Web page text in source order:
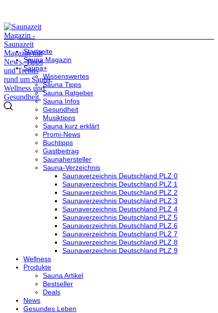
Startseite
Sauna Magazin
Sauna+
Wissenswertes
Sauna Tipps
Sauna Ratgeber
Sauna Infos
Gesundheit
Musiktipps
Sauna kurz erklärt
Promi-News
Buchtipps
Gastbeitrag
Saunahersteller
Sauna-Verzeichnis
Saunaverzeichnis Deutschland PLZ 0
Saunaverzeichnis Deutschland PLZ 1
Saunaverzeichnis Deutschland PLZ 2
Saunaverzeichnis Deutschland PLZ 3
Saunaverzeichnis Deutschland PLZ 4
Saunaverzeichnis Deutschland PLZ 5
Saunaverzeichnis Deutschland PLZ 6
Saunaverzeichnis Deutschland PLZ 7
Saunaverzeichnis Deutschland PLZ 8
Saunaverzeichnis Deutschland PLZ 9
Wellness
Produkte
Sauna Artikel
Bestseller
Deals
News
Gesundes Leben